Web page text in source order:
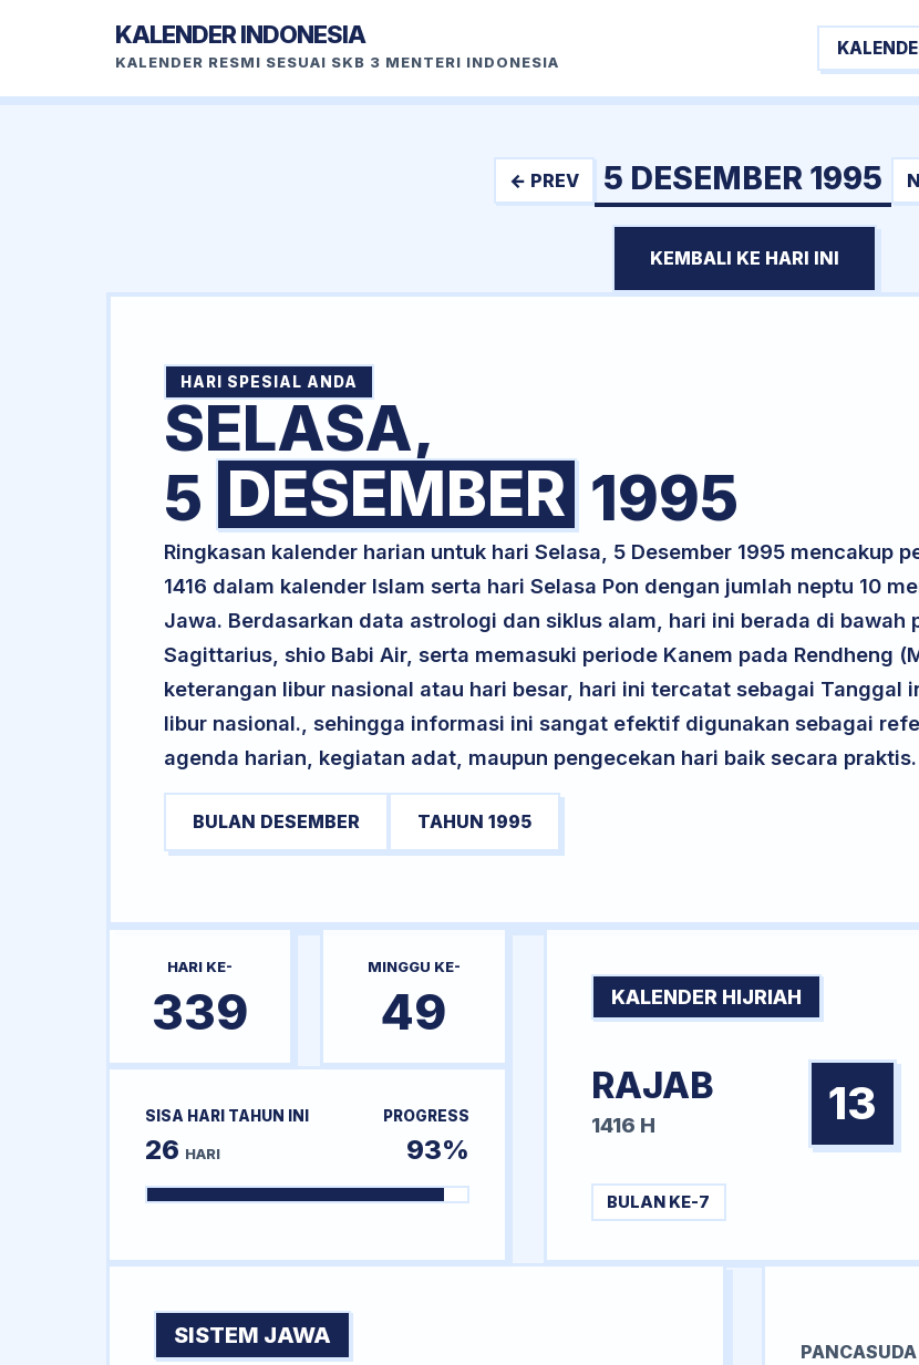
KALENDER INDONESIA
KALENDER RESMI SESUAI SKB 3 MENTERI INDONESIA
← PREV 5 DESEMBER 1995
KEMBALI KE HARI INI
HARI SPESIAL ANDA
SELASA,
5 DESEMBER 1995
Ringkasan kalender harian untuk hari Selasa, 5 Desember 1995 mencakup
1416 dalam kalender Islam serta hari Selasa Pon dengan jumlah neptu 10
Jawa. Berdasarkan data astrologi dan siklus alam, hari ini berada di bawah
Sagittarius, shio Babi Air, serta memasuki periode Kanem pada Rendheng
keterangan libur nasional atau hari besar, hari ini tercatat sebagai Tanggal
libur nasional., sehingga informasi ini sangat efektif digunakan sebagai
agenda harian, kegiatan adat, maupun pengecekan hari baik secara praktis.
BULAN DESEMBER TAHUN 1995
HARI KE-
339
MINGGU KE-
49
SISA HARI TAHUN INI
26 HARI
PROGRESS
93%
KALENDER HIJRIAH
RAJAB
1416 H 13
BULAN KE-7
SISTEM JAWA